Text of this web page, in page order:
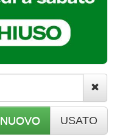
NUOVO USATO